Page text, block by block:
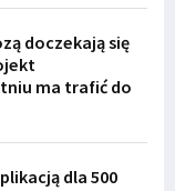
doczekają się
ma trafić do
dla 500